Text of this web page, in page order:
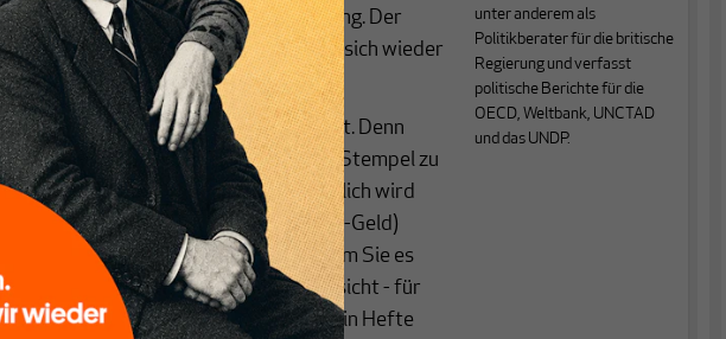
und damit eine effektivere Steuerung. Der
gegenüber dem Multinationalen hat sich wieder
sehr beliebt.
die monetäre Entwicklung verschiebt. Denn
Umfang. Kunden zahlen, um digitale Stempel zu
als Ersparnis erscheinen. Tatsächlich wird
gegen das Geld von Albert Heijn (AH-Geld)
in echtes Geld zurücktauschen, indem Sie es
können es - und das ist natürlich die Absicht - für
Das war mit den Papierstempeln, die in Hefte
unter anderem als
Politikberater für die britische
Regierung und verfasst
politische Berichte für die
OECD, Weltbank, UNCTAD
und das UNDP.